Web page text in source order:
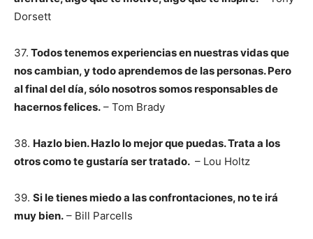
Dorsett
37. Todos tenemos experiencias en nuestras vidas que
nos cambian, y todo aprendemos de las personas. Pero
al final del día, sólo nosotros somos responsables de
hacernos felices. – Tom Brady
38. Hazlo bien. Hazlo lo mejor que puedas. Trata a los
otros como te gustaría ser tratado. – Lou Holtz
39. Si le tienes miedo a las confrontaciones, no te irá
muy bien. – Bill Parcells